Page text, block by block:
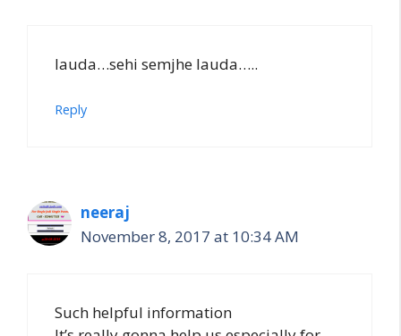
lauda…sehi semjhe lauda…..
Reply
neeraj
November 8, 2017 at 10:34 AM
Such helpful information